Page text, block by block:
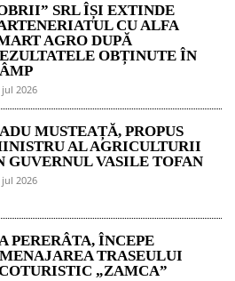
SRL ÎȘI EXTINDE
CU ALFA
AGRO DUPĂ
OBȚINUTE ÎN
jul 2026
MUSTEAȚĂ, PROPUS
AL AGRICULTURII
GUVERNUL VASILE TOFAN
jul 2026
PERERÂTA, ÎNCEPE
TRASEULUI
„ZAMCA”